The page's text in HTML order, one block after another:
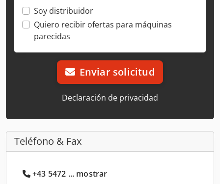
Soy distribuidor
Quiero recibir ofertas para máquinas
parecidas
Enviar solicitud
Declaración de privacidad
Teléfono & Fax
+43 5472 ... mostrar